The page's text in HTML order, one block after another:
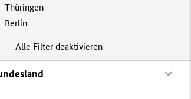
Thüringen
Berlin
Alle Filter deaktivieren